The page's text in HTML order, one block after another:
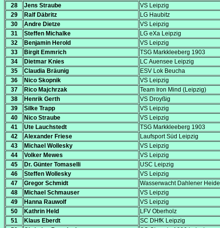
28
Jens Straube
VS Leipzig
29
Ralf Däbritz
LG Haubitz
30
Andre Dietze
VS Leipzig
31
Steffen Michalke
LG eXa Leipzig
32
Benjamin Herold
VS Leipzig
33
Birgit Emmrich
TSG Markkleeberg 1903
34
Dietmar Knies
LC Auensee Leipzig
35
Claudia Bräunig
ESV Lok Beucha
36
Nico Skopnik
VS Leipzig
37
Rico Majchrzak
Team Iron Mind (Leipzig)
38
Henrik Gerth
VS Droyßig
39
Silke Trapp
VS Leipzig
40
Nico Straube
VS Leipzig
41
Ute Lauchstedt
TSG Markkleeberg 1903
42
Alexander Friese
Laufsport Süd Leipzig
43
Michael Wollesky
VS Leipzig
44
Volker Mewes
VS Leipzig
45
Dr. Günter Tomaselli
USC Leipzig
46
Steffen Wollesky
VS Leipzig
47
Gregor Schmidt
Wasserwacht Dahlener
48
Michael Schmauser
VS Leipzig
49
Hanna Rauwolf
VS Leipzig
50
Kathrin Held
LFV Oberholz
51
Klaus Eberdt
SC DHfK Leipzig